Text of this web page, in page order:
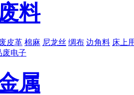
料
废皮革 棉麻 尼龙丝 绸布 边角料 床上
废电子
属